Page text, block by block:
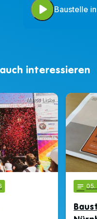
play_arrow Baustelle
interessieren
Marco Liske
notes 05